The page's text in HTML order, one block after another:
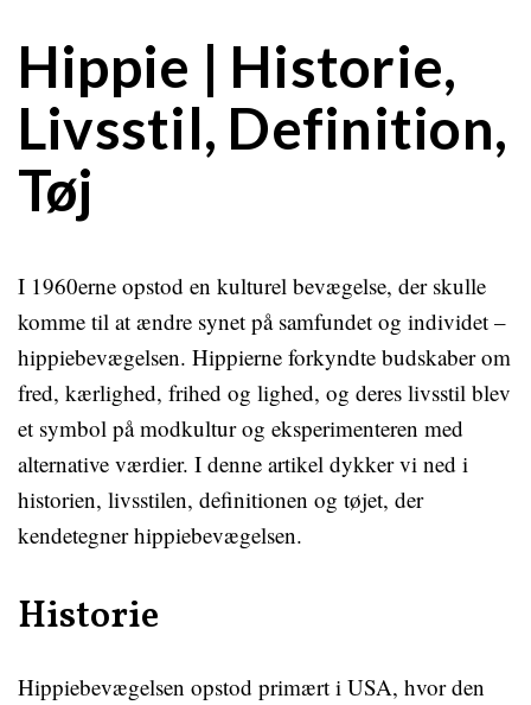
Hippie | Historie,
Livsstil, Definition,
Tøj
I 1960erne opstod en kulturel bevægelse, der skulle
komme til at ændre synet på samfundet og individet –
hippiebevægelsen. Hippierne forkyndte budskaber om
fred, kærlighed, frihed og lighed, og deres livsstil blev
et symbol på modkultur og eksperimenteren med
alternative værdier. I denne artikel dykker vi ned i
historien, livsstilen, definitionen og tøjet, der
kendetegner hippiebevægelsen.
Historie
Hippiebevægelsen opstod primært i USA, hvor den